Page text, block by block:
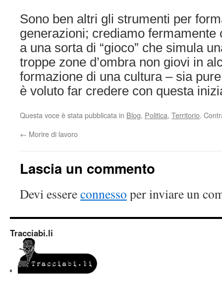
Sono ben altri gli strumenti per
generazioni; crediamo fermamente
a una sorta di “gioco” che simula
troppe zone d’ombra non giovi in
formazione di una cultura – sia
è voluto far credere con questa
Questa voce è stata pubblicata in Blog, Politica, Territorio.
← Morire di lavoro
Lascia un commento
Devi essereconnesso per inviare un
Tracciabi.li